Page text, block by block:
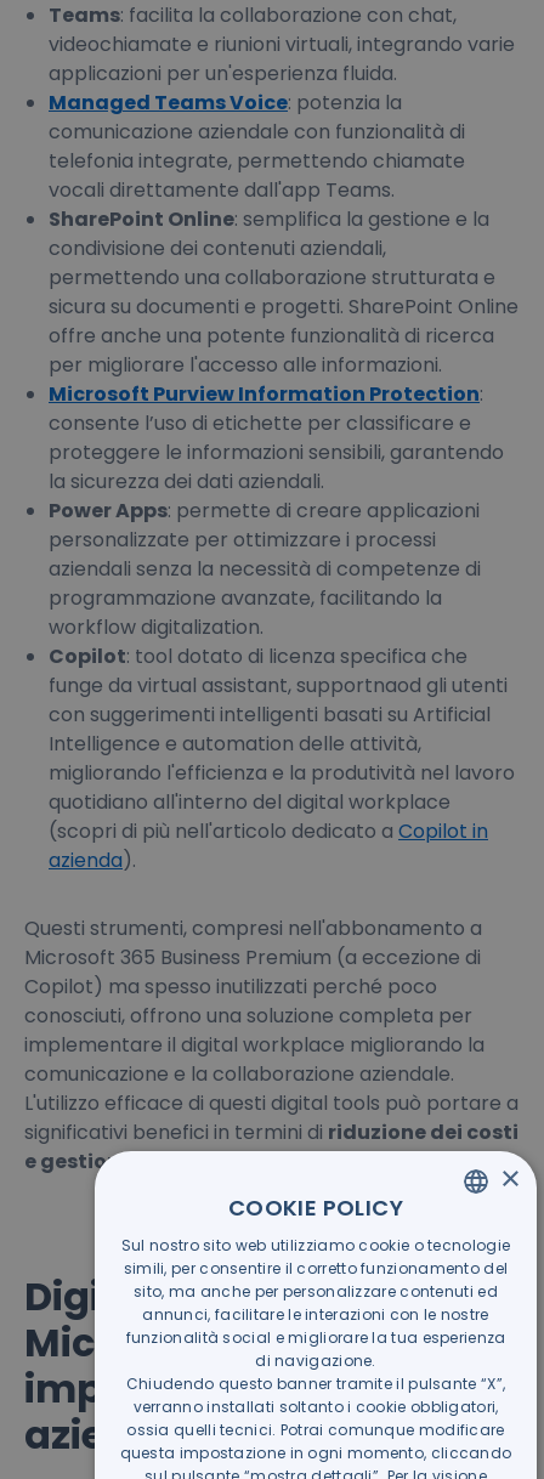
Teams: facilita la collaborazione con chat,
videochiamate e riunioni virtuali, integrando varie
applicazioni per un'esperienza fluida.
Managed Teams Voice: potenzia la
comunicazione aziendale con funzionalità di
telefonia integrate, permettendo chiamate
vocali direttamente dall'app Teams.
SharePoint Online: semplifica la gestione e la
condivisione dei contenuti aziendali,
permettendo una collaborazione strutturata e
sicura su documenti e progetti. SharePoint Online
offre anche una potente funzionalità di ricerca
per migliorare l'accesso alle informazioni.
Microsoft Purview Information Protection:
consente l’uso di etichette per classificare e
proteggere le informazioni sensibili, garantendo
la sicurezza dei dati aziendali.
Power Apps: permette di creare applicazioni
personalizzate per ottimizzare i processi
aziendali senza la necessità di competenze di
programmazione avanzate, facilitando la
workflow digitalization.
Copilot: tool dotato di licenza specifica che
funge da virtual assistant, supportnaod gli utenti
con suggerimenti intelligenti basati su Artificial
Intelligence e automation delle attività,
migliorando l'efficienza e la produtività nel lavoro
quotidiano all'interno del digital workplace
(scopri di più nell'articolo dedicato a Copilot in
azienda).
Questi strumenti, compresi nell'abbonamento a
Microsoft 365 Business Premium (a eccezione di
Copilot) ma spesso inutilizzati perché poco
conosciuti, offrono una soluzione completa per
implementare il digital workplace migliorando la
comunicazione e la collaborazione aziendale.
L'utilizzo efficace di questi digital tools può portare a
significativi benefici in termini di riduzione dei costi
e gestione centralizzata
Digital Workplace con
Microsoft 365, come
implementarlo in
azienda
ITALIAN
GERMAN
×
COOKIE POLICY
Sul nostro sito web utilizziamo cookie o tecnologie
simili, per consentire il corretto funzionamento del
sito, ma anche per personalizzare contenuti ed
annunci, facilitare le interazioni con le nostre
funzionalità social e migliorare la tua esperienza
di navigazione.
Chiudendo questo banner tramite il pulsante “X”,
verranno installati soltanto i cookie obbligatori,
ossia quelli tecnici. Potrai comunque modificare
questa impostazione in ogni momento, cliccando